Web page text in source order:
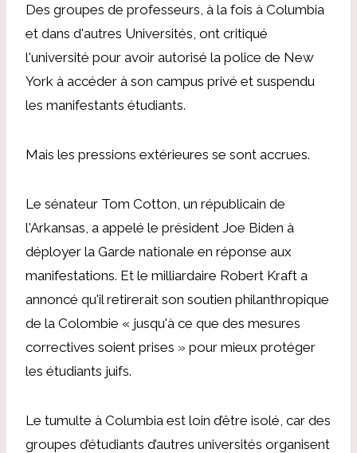
Des groupes de professeurs, à la fois à Columbia
et dans d'autres Universités, ont critiqué
l'université pour avoir autorisé la police de New
York à accéder à son campus privé et suspendu
les manifestants étudiants.
Mais les pressions extérieures se sont accrues.
Le sénateur Tom Cotton un républicain de
l'Arkansas, a appelé le président Joe Biden à
déployer la Garde nationale en réponse aux
manifestations. Et le milliardaire Robert Kraft a
annoncé qu'il retirerait son soutien philanthropique
de la Colombie « jusqu'à ce que des mesures
correctives soient prises » pour mieux protéger
les étudiants juifs.
Le tumulte à Columbia est loin d’être isolé, car des
groupes d’étudiants d’autres universités organisent